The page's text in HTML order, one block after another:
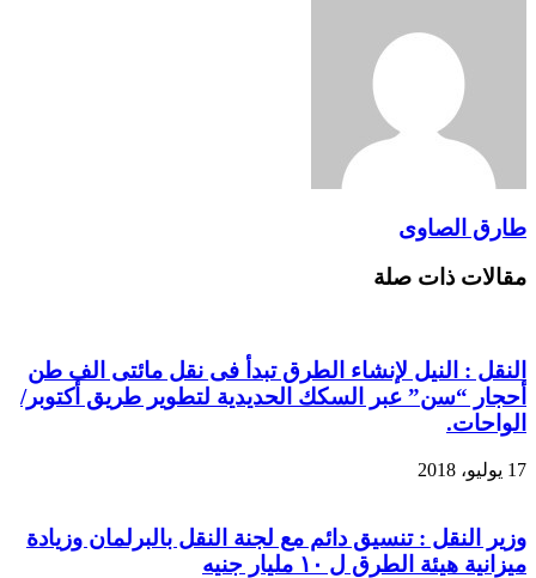
طارق الصاوى
مقالات ذات صلة
النقل : النيل لإنشاء الطرق تبدأ فى نقل مائتى الف طن
أحجار “سن” عبر السكك الحديدية لتطوير طريق أكتوبر/
الواحات.
17 يوليو، 2018
وزير النقل : تنسيق دائم مع لجنة النقل بالبرلمان وزيادة
ميزانية هيئة الطرق ل ١٠ مليار جنيه